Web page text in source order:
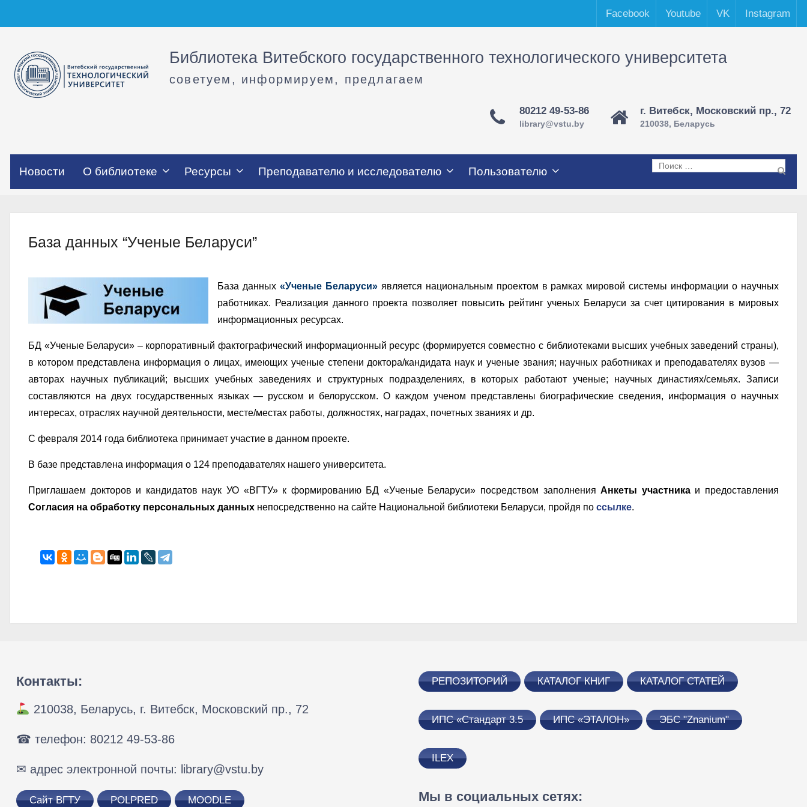
к
Facebook Youtube VK Instagram
Библиотека Витебского государственного технологического университета
советуем, информируем, предлагаем
80212 49-53-86
library@vstu.by
г. Витебск, Московский пр., 72
210038, Беларусь
Новости О библиотеке Ресурсы Преподавателю и исследователю Пользователю
Поиск
База данных “Ученые Беларуси”
База данных «Ученые Беларуси»является национальным проектом в рамках мировой системы информации о научных
работниках. Реализация данного проекта позволяет повысить рейтинг ученых Беларуси за счет цитирования в мировых
информационных ресурсах.
БД «Ученые Беларуси» – корпоративный фактографический информационный ресурс (формируется совместно с библиотеками высших учебных заведений страны),
в котором представлена информация о лицах, имеющих ученые степени доктора/кандидата наук и ученые звания; научных работниках и преподавателях вузов —
авторах научных публикаций; высших учебных заведениях и структурных подразделениях, в которых работают ученые; научных династиях/семьях. Записи
составляются на двух государственных языках — русском и белорусском. О каждом ученом представлены биографические сведения, информация о научных
интересах, отраслях научной деятельности, месте/местах работы, должностях, наградах, почетных званиях и др.
С февраля 2014 года библиотека принимает участие в данном проекте.
В базе представлена информация о 124 преподавателях нашего университета.
Приглашаем докторов и кандидатов наук УО «ВГТУ» к формированию БД «Ученые Беларуси» посредством заполненияАнкеты участникаи предоставления
Согласия на обработку персональных данных непосредственно на сайте Национальной библиотеки Беларуси, пройдя по ссылке.
Контакты:
210038, Беларусь, г. Витебск, Московский пр., 72
☎ телефон: 80212 49-53-86
✉ адрес электронной почты: library@vstu.by
Сайт ВГТУ POLPRED MOODLE
РЕПОЗИТОРИЙ КАТАЛОГ КНИГ КАТАЛОГ СТАТЕЙ
ИПС «Стандарт 3.5 ИПС «ЭТАЛОН» ЭБС "Znanium"
ILEX
Мы в социальных сетях: